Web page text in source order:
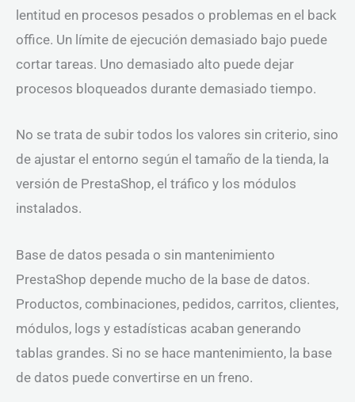
lentitud en procesos pesados o problemas en el back
office. Un límite de ejecución demasiado bajo puede
cortar tareas. Uno demasiado alto puede dejar
procesos bloqueados durante demasiado tiempo.
No se trata de subir todos los valores sin criterio, sino
de ajustar el entorno según el tamaño de la tienda, la
versión de PrestaShop, el tráfico y los módulos
instalados.
Base de datos pesada o sin mantenimiento
PrestaShop depende mucho de la base de datos.
Productos, combinaciones, pedidos, carritos, clientes,
módulos, logs y estadísticas acaban generando
tablas grandes. Si no se hace mantenimiento, la base
de datos puede convertirse en un freno.